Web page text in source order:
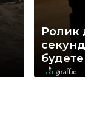
Ролик
секунд,
будете